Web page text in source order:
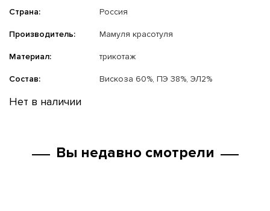
Страна: Россия
Производитель: Мамуля красотуля
Материал: трикотаж
Состав: Вискоза 60%, ПЭ 38%, ЭЛ2%
Нет в наличии
Вы недавно смотрели